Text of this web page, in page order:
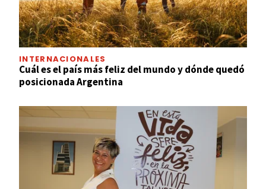
INTERNACIONALES
Cuál es el país más feliz del mundo y dónde quedó
posicionada Argentina